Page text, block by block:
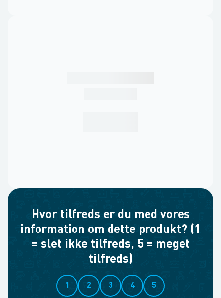
Hvor tilfreds er du med vores
information om dette produkt? (1
= slet ikke tilfreds, 5 = meget
tilfreds)
1 2 3 4 5